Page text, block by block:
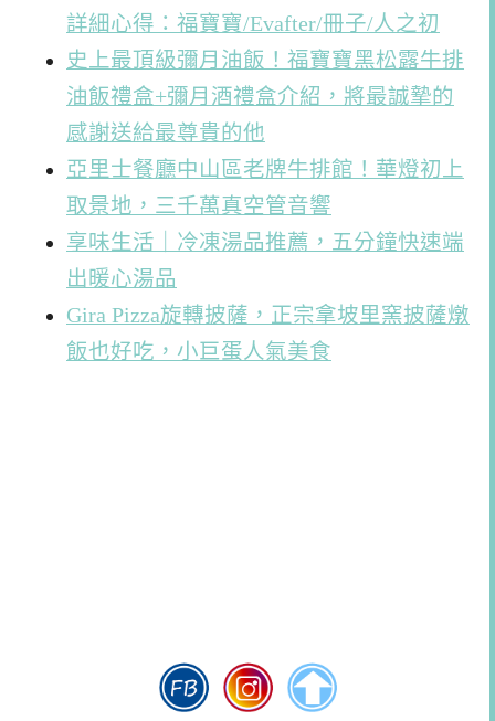
詳細心得：福寶寶/Evafter/冊子/人之初
史上最頂級彌月油飯！福寶寶黑松露牛排
油飯禮盒+彌月酒禮盒介紹，將最誠摯的
感謝送給最尊貴的他
亞里士餐廳中山區老牌牛排館！華燈初上
取景地，三千萬真空管音響
享味生活｜冷凍湯品推薦，五分鐘快速端
出暖心湯品
Gira Pizza旋轉披薩，正宗拿坡里窯披薩燉
飯也好吃，小巨蛋人氣美食